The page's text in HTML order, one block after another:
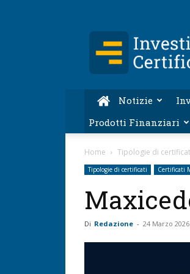
Notizie
Prodotti Finanziari
Home Tipologie di
Tipologie di certificati Certificati
Di Redazione - 24 Marzo 2026